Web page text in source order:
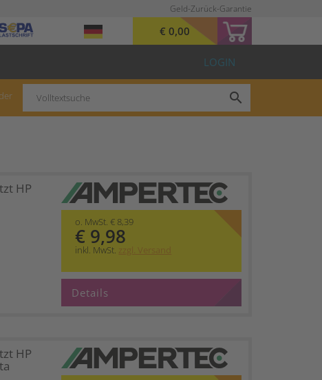
Geld-Zurück-Garantie
€ 0,00
LOGIN
search
HP
o. MwSt. € 8,39
€ 9,98
inkl. MwSt. zzgl. Versand
Details
HP